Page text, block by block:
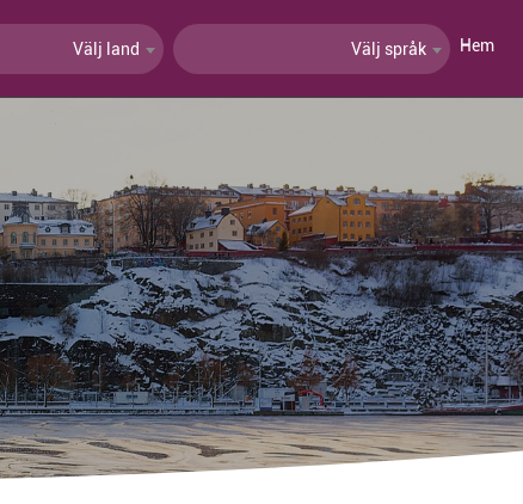
Välj land Välj språk Hem